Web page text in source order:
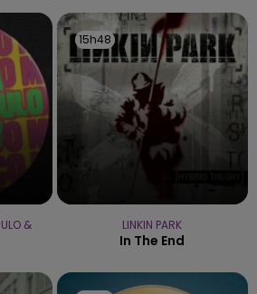
&
15h48
15h48
LINKIN PARK
In The End